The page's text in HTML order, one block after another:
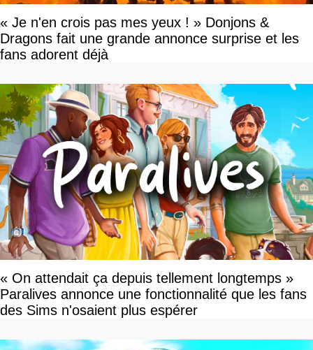
« Je n'en crois pas mes yeux ! » Donjons &
Dragons fait une grande annonce surprise et les
fans adorent déjà
« On attendait ça depuis tellement longtemps »
Paralives annonce une fonctionnalité que les fans
des Sims n'osaient plus espérer